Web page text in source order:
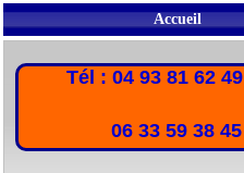
Accueil
Tél : 04 93 81 62 49
06 33 59 38 45